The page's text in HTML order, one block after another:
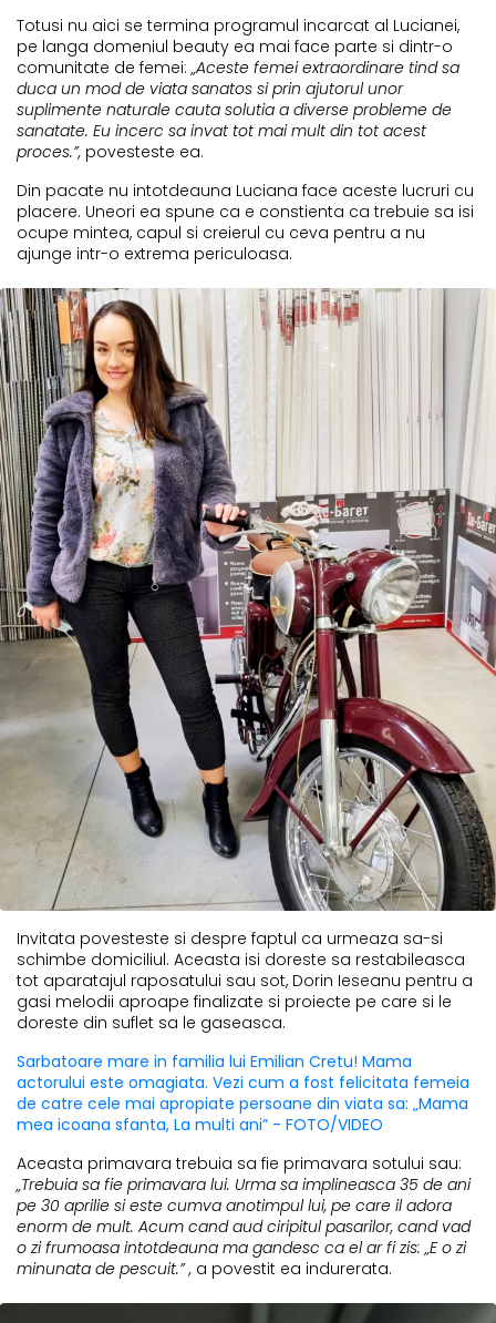
Totusi nu aici se termina programul incarcat al Lucianei,
pe langa domeniul beauty ea mai face parte si dintr-o
comunitate de femei:„Aceste femei extraordinare tind sa
duca un mod de viata sanatos si prin ajutorul unor
suplimente naturale cauta solutia a diverse probleme de
sanatate. Eu incerc sa invat tot mai mult din tot acest
proces.”, povesteste ea.
Din pacate nu intotdeauna Luciana face aceste lucruri cu
placere. Uneori ea spune ca e constienta ca trebuie sa isi
ocupe mintea, capul si creierul cu ceva pentru a nu
ajunge intr-o extrema periculoasa.
Invitata povesteste si despre faptul ca urmeaza sa-si
schimbe domiciliul. Aceasta isi doreste sa restabileasca
tot aparatajul raposatului sau sot, Dorin Ieseanu pentru a
gasi melodii aproape finalizate si proiecte pe care si le
doreste din suflet sa le gaseasca.
Sarbatoare mare in familia lui Emilian Cretu! Mama
actorului este omagiata. Vezi cum a fost felicitata femeia
de catre cele mai apropiate persoane din viata sa: „Mama
mea icoana sfanta, La multi ani” - FOTO/VIDEO
Aceasta primavara trebuia sa fie primavara sotului sau:
„Trebuia sa fie primavara lui. Urma sa implineasca 35 de ani
pe 30 aprilie si este cumva anotimpul lui, pe care il adora
enorm de mult. Acum cand aud ciripitul pasarilor, cand vad
o zi frumoasa intotdeauna ma gandesc ca el ar fi zis: „E o zi
minunata de pescuit.” , a povestit ea indurerata.